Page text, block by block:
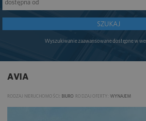
SZUKAJ
Wyszukiwanie zaawansowane dostępne w
AVIA
RODZAJ NIERUCHOMOŚCI: BIURO RODZAJ OFERTY: WYNAJEM